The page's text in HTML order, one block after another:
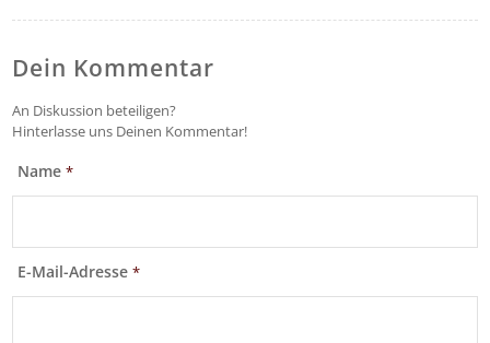
Dein Kommentar
An Diskussion beteiligen?
Hinterlasse uns Deinen Kommentar!
Name*
E-Mail-Adresse*